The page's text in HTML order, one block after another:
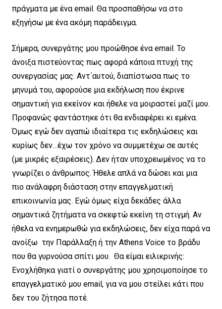
πράγματα με ένα email. Θα προσπαθήσω να στο
εξηγήσω με ένα ακόμη παράδειγμα.
Σήμερα, συνεργάτης μου προώθησε ένα email. Το
άνοιξα πιστεύοντας πως αφορά κάποια πτυχή της
συνεργασίας μας. Αντ΄αυτού, διαπίστωσα πως το
μηνυμά του, αφορούσε μια εκδήλωση που έκρινε
σημαντική για εκείνον και ήθελε να μοιραστεί μαζί μου.
Προφανώς φαντάστηκε ότι θα ενδιαφέρει κι εμένα.
Όμως εγώ δεν αγαπώ ιδιαίτερα τις εκδηλώσεις και
κυρίως δεν…έχω τον χρόνο να συμμετέχω σε αυτές
(με μικρές εξαιρέσεις). Δεν ήταν υποχρεωμένος να το
γνωρίζει ο άνθρωπος. Ήθελε απλά να δώσει και μια
πιο ανάλαφρη διάσταση στην επαγγελματική
επικοινωνία μας. Εγώ όμως είχα δεκάδες άλλα
σημαντικά ζητήματα να σκεφτώ εκείνη τη στιγμή. Αν
ήθελα να ενημερωθώ για εκδηλώσεις, δεν είχα παρά να
ανοίξω την Παράλλαξη ή την Athens Voice το βράδυ
που θα γυρνούσα σπίτι μου. Θα είμαι ειλικρινής:
Ενοχλήθηκα γιατί ο συνεργάτης μου χρησιμοποίησε το
επαγγελματικό μου email, για να μου στείλει κάτι που
δεν του ζήτησα ποτέ.